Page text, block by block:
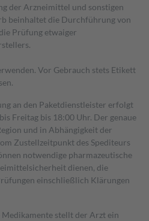
der Arzneimittel und sonstigen
beinhaltet die Durchführung von
Prüfung etwaiger
Vor Gebrauch stets Etikett
an den Paketdienstleister erfolgt
Freitag bis 18:00 Uhr. Der genaue
und in Abhängigkeit der
Zustellzeitpunkt des Spediteurs
notwendige pharmazeutische
dienen, die
einschließlich Klärungen
stellt der Arzt ein